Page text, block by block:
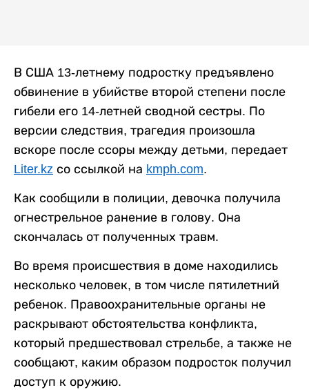
В США 13-летнему подростку предъявлено
обвинение в убийстве второй степени после
гибели его 14-летней сводной сестры. По
версии следствия, трагедия произошла
вскоре после ссоры между детьми, передает
Liter.kz со ссылкой на kmph.com.
Как сообщили в полиции, девочка получила
огнестрельное ранение в голову. Она
скончалась от полученных травм.
Во время происшествия в доме находились
несколько человек, в том числе пятилетний
ребенок. Правоохранительные органы не
раскрывают обстоятельства конфликта,
который предшествовал стрельбе, а также не
сообщают, каким образом подросток получил
доступ к оружию.